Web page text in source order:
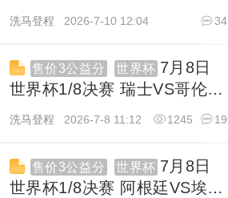
1080P 英语 ITV HD 10.3G
洗马登程 2026-7-10 12:04
34
售价3公益分 世界杯 7月8日
世界杯1/8决赛 瑞士VS哥伦比
亚 1080P 英语 ITV HD 10.9G
洗马登程 2026-7-8 11:12 19
1245
售价3公益分 世界杯 7月8日
世界杯1/8决赛 阿根廷VS埃及